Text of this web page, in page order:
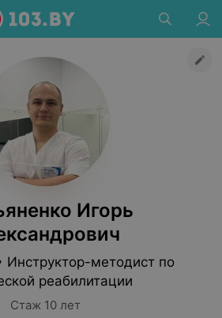
Игорь
Инструктор-методист по
реабилитации
Стаж 10 лет